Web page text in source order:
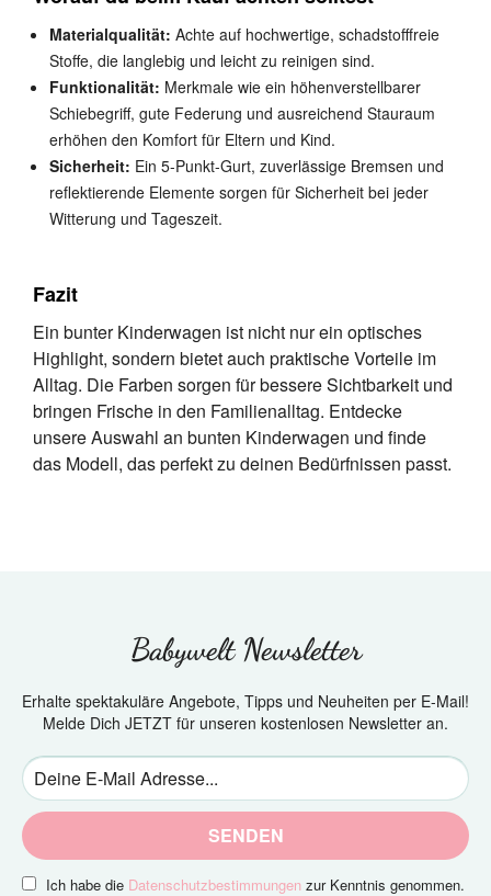
Materialqualität: Achte auf hochwertige, schadstofffreie
Stoffe, die langlebig und leicht zu reinigen sind.
Funktionalität: Merkmale wie ein höhenverstellbarer
Schiebegriff, gute Federung und ausreichend Stauraum
erhöhen den Komfort für Eltern und Kind.
Sicherheit: Ein 5-Punkt-Gurt, zuverlässige Bremsen und
reflektierende Elemente sorgen für Sicherheit bei jeder
Witterung und Tageszeit.
Fazit
Ein bunter Kinderwagen ist nicht nur ein optisches
Highlight, sondern bietet auch praktische Vorteile im
Alltag. Die Farben sorgen für bessere Sichtbarkeit und
bringen Frische in den Familienalltag. Entdecke
unsere Auswahl an bunten Kinderwagen und finde
das Modell, das perfekt zu deinen Bedürfnissen passt.
Babywelt Newsletter
Erhalte spektakuläre Angebote, Tipps und Neuheiten per E-Mail!
Melde Dich JETZT für unseren kostenlosen Newsletter an.
SENDEN
Ich habe die Datenschutzbestimmungen zur Kenntnis genommen.